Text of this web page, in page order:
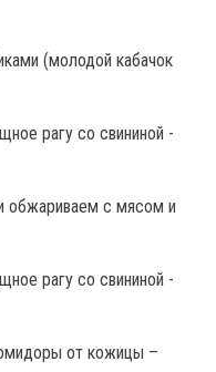
(молодой кабачок
обжариваем с мясом и
от кожицы –